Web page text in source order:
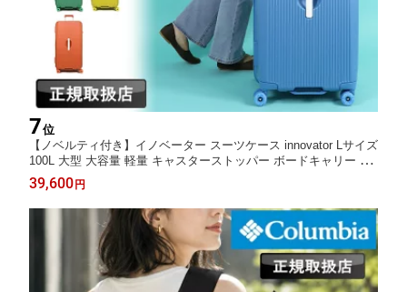
7位
【ノベルティ付き】イノベーター スーツケース innovator Lサイズ
100L 大型 大容量 軽量 キャスターストッパー ボードキャリー TS
Aロック 1週間以上 長期滞在 4輪 ファスナー 長期旅行 国内旅行
海外旅行 修学旅行 トラベル ビジネス キャリーケース Board Carr
y BO-8
39,600 円